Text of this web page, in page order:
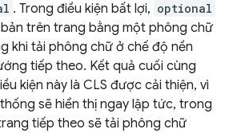
. Trong điều kiện bất lợi, optional
bản trên trang bằng một phông chữ
khi tải phông chữ ở chế độ nền
tiếp theo. Kết quả cuối cùng
kiện này là CLS được cải thiện, vì
sẽ hiển thị ngay lập tức, trong
tiếp theo sẽ tải phông chữ